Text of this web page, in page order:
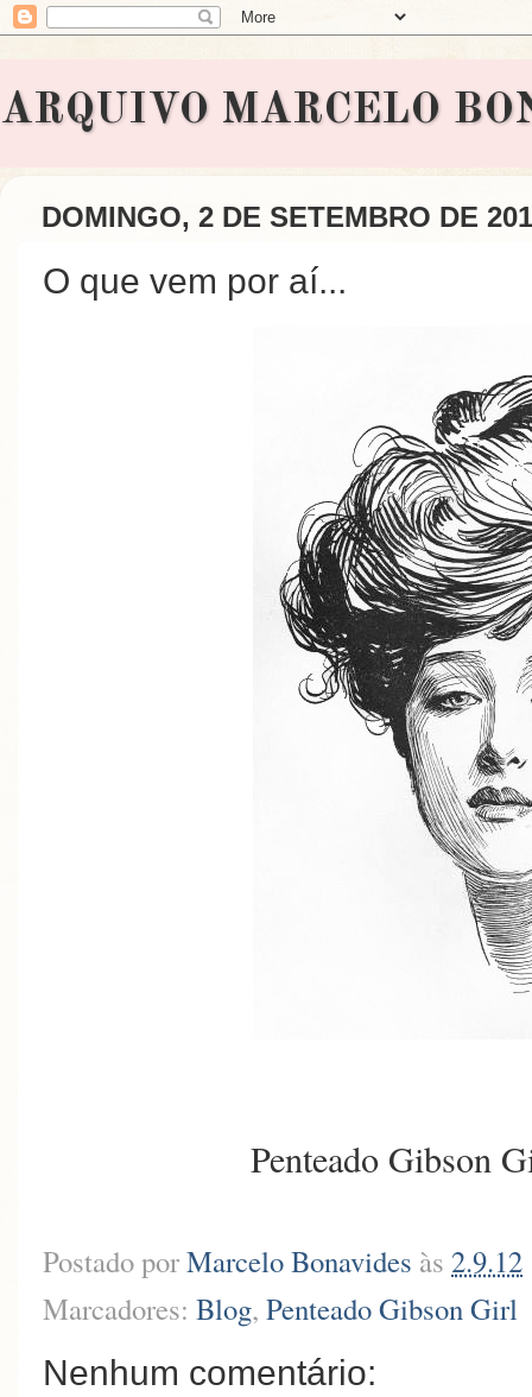
ARQUIVO MARCELO
DOMINGO, 2 DE SETEMBRO DE
O que vem por aí...
Penteado Gibson
Postado porMarcelo Bonavides às 2.9.12
Marcadores: Blog, Penteado Gibson Girl
Nenhum comentário: